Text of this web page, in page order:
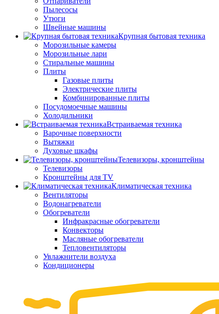
Пылесосы
Утюги
Швейные машины
Крупная бытовая техника
Морозильные камеры
Морозильные лари
Стиральные машины
Плиты
Газовые плиты
Электрические плиты
Комбинированные плиты
Посудомоечные машины
Холодильники
Встраиваемая техника
Варочные поверхности
Вытяжки
Духовые шкафы
Телевизоры, кронштейны
Телевизоры
Кронштейны для TV
Климатическая техника
Вентиляторы
Водонагреватели
Обогреватели
Инфракрасные обогреватели
Конвекторы
Масляные обогреватели
Тепловентиляторы
Увлажнители воздуха
Кондиционеры